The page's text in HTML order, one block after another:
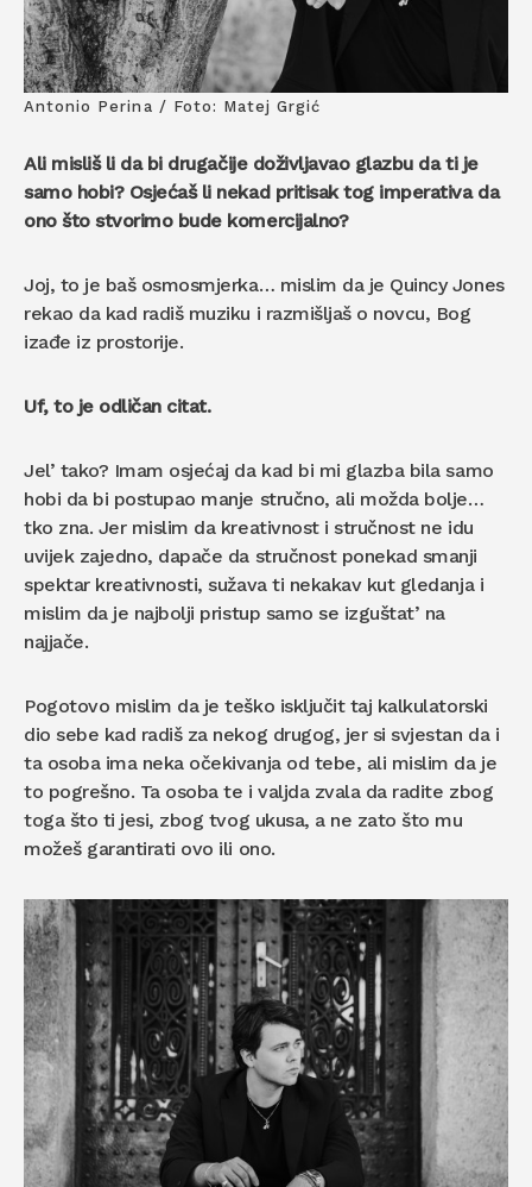
Antonio Perina / Foto: Matej Grgić
Ali misliš li da bi drugačije doživljavao glazbu da ti je
samo hobi? Osjećaš li nekad pritisak tog imperativa da
ono što stvorimo bude komercijalno?
Joj, to je baš osmosmjerka… mislim da je Quincy Jones
rekao da kad radiš muziku i razmišljaš o novcu, Bog
izađe iz prostorije.
Uf, to je odličan citat.
Jel’ tako? Imam osjećaj da kad bi mi glazba bila samo
hobi da bi postupao manje stručno, ali možda bolje…
tko zna. Jer mislim da kreativnost i stručnost ne idu
uvijek zajedno, dapače da stručnost ponekad smanji
spektar kreativnosti, sužava ti nekakav kut gledanja i
mislim da je najbolji pristup samo se izguštat’ na
najjače.
Pogotovo mislim da je teško isključit taj kalkulatorski
dio sebe kad radiš za nekog drugog, jer si svjestan da i
ta osoba ima neka očekivanja od tebe, ali mislim da je
to pogrešno. Ta osoba te i valjda zvala da radite zbog
toga što ti jesi, zbog tvog ukusa, a ne zato što mu
možeš garantirati ovo ili ono.